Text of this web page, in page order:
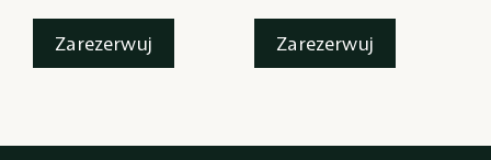
Zarezerwuj Zarezerwuj